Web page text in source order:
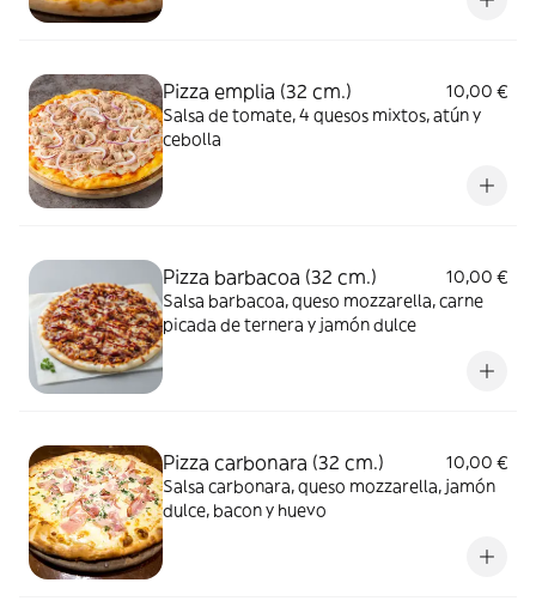
Pizza emplia (32 cm.)
10,00 €
Salsa de tomate, 4 quesos mixtos, atún y
cebolla
Pizza barbacoa (32 cm.)
10,00 €
Salsa barbacoa, queso mozzarella, carne
picada de ternera y jamón dulce
Pizza carbonara (32 cm.)
10,00 €
Salsa carbonara, queso mozzarella, jamón
dulce, bacon y huevo